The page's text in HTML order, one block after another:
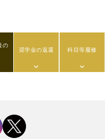
の
奨学金の返還 科目等履修